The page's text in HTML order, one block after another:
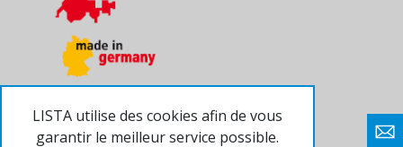
LISTA utilise des cookies afin de vous
garantir le meilleur service possible.